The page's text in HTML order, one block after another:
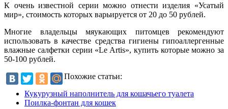
К очень известной серии можно отнести изделия «Усатый
мир», стоимость которых варьируется от 20 до 50 рублей.
Многие владельцы мяукающих питомцев рекомендуют
использовать в качестве средства гигиены гипоаллергенные
влажные салфетки серии «Le Artis», купить которые можно за
50-100 рублей.
Похожие статьи:
Кукурузный наполнитель для кошачьего туалета
Поилка-фонтан для кошек